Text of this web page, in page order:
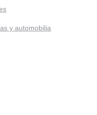
y automobilia